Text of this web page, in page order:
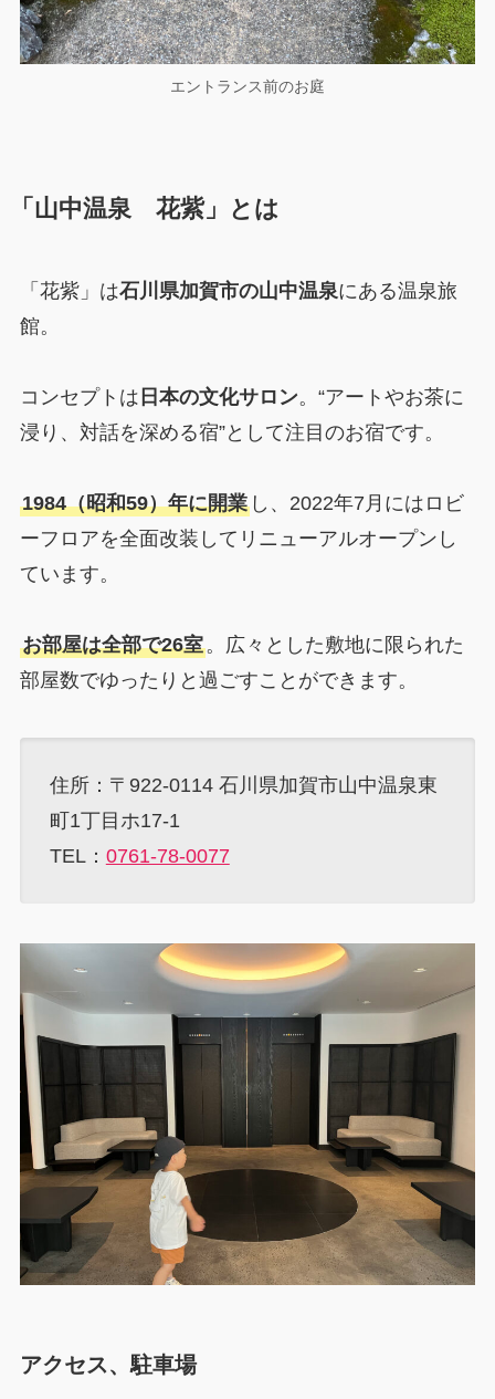
エントランス前のお庭
「山中温泉 花紫」とは
「花紫」は石川県加賀市の山中温泉にある温泉旅
館。
コンセプトは 日本の文化サロン。“アートやお茶に
浸り、対話を深める宿”として注目のお宿です。
1984（昭和59）年に開業し、2022年7月にはロビ
ーフロアを全面改装してリニューアルオープンし
ています。
お部屋は全部で26室。広々とした敷地に限られた
部屋数でゆったりと過ごすことができます。
住所：〒922-0114 石川県加賀市山中温泉東
町1丁目ホ17-1
TEL： 0761-78-0077
アクセス、駐車場